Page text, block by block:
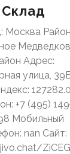
Склад
Москва
Адрес:
улица,
+7 (495)
Мобильный
nan Сайт: